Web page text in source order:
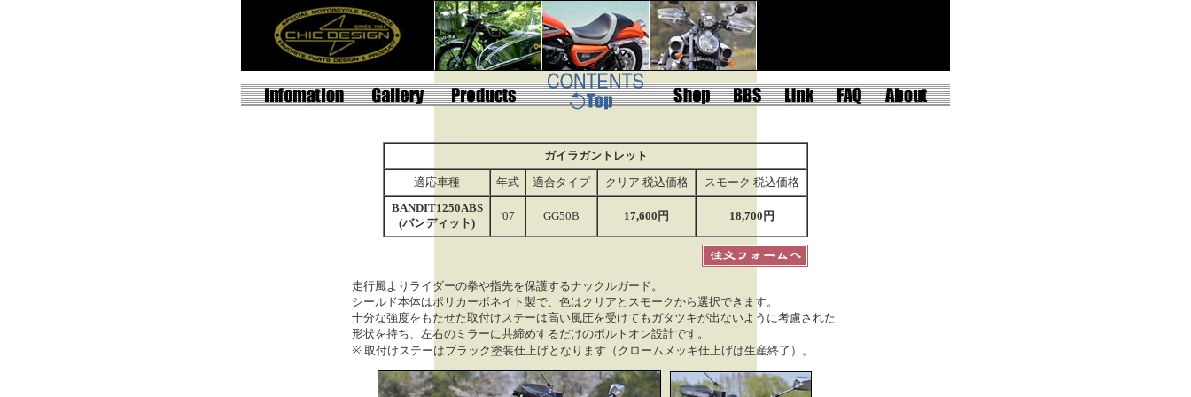
ガイラガントレット
適応車種
年式 適合タイプ クリア 税込価格
スモーク 税込価格
BANDIT1250ABS
(バンディット)
'07 GG50B 17,600円 18,700円
走行風よりライダーの拳や指先を保護するナックルガード。
シールド本体はポリカーボネイト製で、色はクリアとスモークから選択できます。
十分な強度をもたせた取付けステーは高い風圧を受けてもガタツキが出ないように考慮された
形状を持ち、 左右のミラーに共締めするだけのボルトオン設計です。
※ 取付けステーはブラック塗装仕上げとなります（クロームメッキ仕上げは生産終了）。